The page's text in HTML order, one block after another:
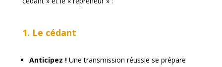
1. Le cédant
Anticipez !Une transmission réussie se prépare